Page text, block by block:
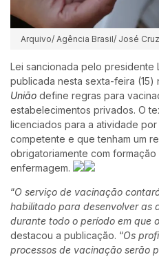
Arquivo/ Agência Brasil/ José Cruz
Lei sancionada pelo presidente
publicada nesta sexta-feira (15)
União define regras para
estabelecimentos privados. O
licenciados para a atividade
competente e que tenham um
obrigatoriamente com
enfermagem.
“O serviço de vacinação
habilitado para desenvolver as
durante todo o período em que
destacou a publicação. “Os
processos de vacinação serão